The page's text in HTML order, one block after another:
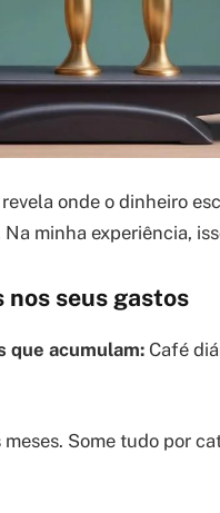
revela onde o dinheiro
minha experiência,
seus gastos
que acumulam: Café
Some tudo por